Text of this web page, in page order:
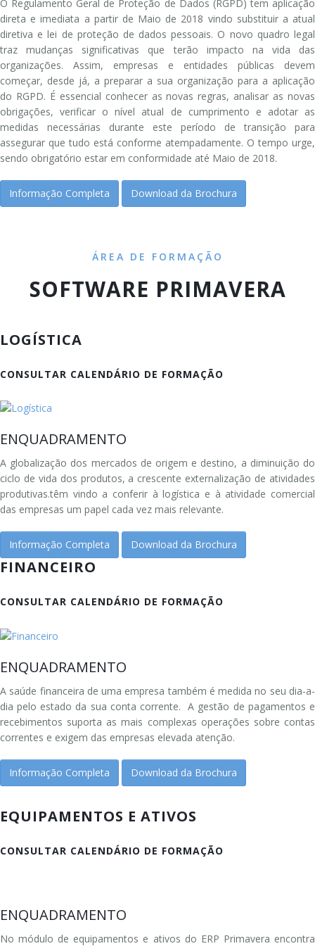
O Regulamento Geral de Proteção de Dados (RGPD) tem aplicação
direta e imediata a partir de Maio de 2018 vindo substituir a atual
diretiva e lei de proteção de dados pessoais. O novo quadro legal
traz mudanças significativas que terão impacto na vida das
organizações. Assim, empresas e entidades públicas devem
começar, desde já, a preparar a sua organização para a aplicação
do RGPD. É essencial conhecer as novas regras, analisar as novas
obrigações, verificar o nível atual de cumprimento e adotar as
medidas necessárias durante este período de transição para
assegurar que tudo está conforme atempadamente. O tempo urge,
sendo obrigatório estar em conformidade até Maio de 2018.
Informação Completa Download da Brochura
ÁREA DE FORMAÇÃO
SOFTWARE PRIMAVERA
LOGÍSTICA
CONSULTAR CALENDÁRIO DE FORMAÇÃO
ENQUADRAMENTO
A globalização dos mercados de origem e destino, a diminuição do
ciclo de vida dos produtos, a crescente externalização de atividades
produtivas.têm vindo a conferir à logística e à atividade comercial
das empresas um papel cada vez mais relevante.
Informação Completa Download da Brochura
FINANCEIRO
CONSULTAR CALENDÁRIO DE FORMAÇÃO
ENQUADRAMENTO
A saúde financeira de uma empresa também é medida no seu dia-a-
dia pelo estado da sua conta corrente. A gestão de pagamentos e
recebimentos suporta as mais complexas operações sobre contas
correntes e exigem das empresas elevada atenção.
Informação Completa Download da Brochura
EQUIPAMENTOS E ATIVOS
CONSULTAR CALENDÁRIO DE FORMAÇÃO
ENQUADRAMENTO
No módulo de equipamentos e ativos do ERP Primavera encontra